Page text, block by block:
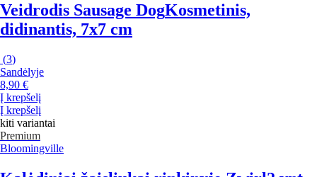
Veidrodis Sausage DogKosmetinis,
didinantis, 7x7 cm
(3)
Sandėlyje
8,90 €
Į krepšelį
Į krepšelį
kiti variantai
Premium
Bloomingville